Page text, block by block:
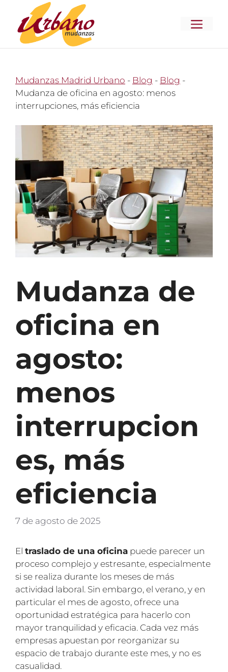
contenido
MENÚ
Mudanzas Madrid Urbano - Blog - Blog -
Mudanza de oficina en agosto: menos
interrupciones, más eficiencia
Mudanza de
oficina en
agosto:
menos
interrupcion
es, más
eficiencia
7 de agosto de 2025
El traslado de una oficina puede parecer un
proceso complejo y estresante, especialmente
si se realiza durante los meses de más
actividad laboral. Sin embargo, el verano, y en
particular el mes de agosto, ofrece una
oportunidad estratégica para hacerlo con
mayor tranquilidad y eficacia. Cada vez más
empresas apuestan por reorganizar su
espacio de trabajo durante este mes, y no es
casualidad.